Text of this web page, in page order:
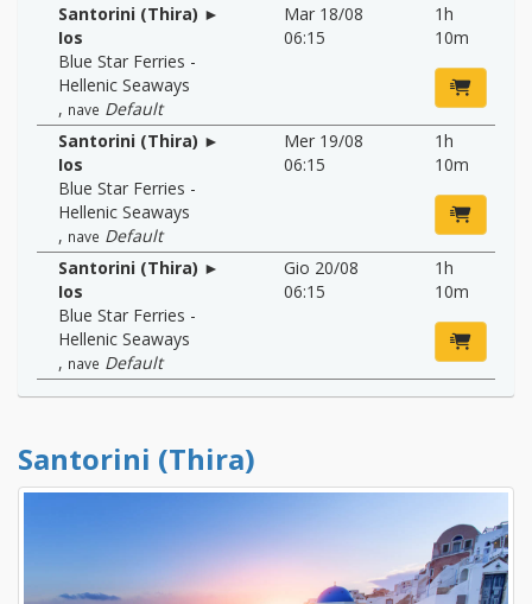
Santorini (Thira) ►
Ios
Blue Star Ferries -
Hellenic Seaways
, nave Default
Mar 18/08
06:15
1h
10m
Santorini (Thira) ►
Ios
Blue Star Ferries -
Hellenic Seaways
, nave Default
Mer 19/08
06:15
1h
10m
Santorini (Thira) ►
Ios
Blue Star Ferries -
Hellenic Seaways
, nave Default
Gio 20/08
06:15
1h
10m
Santorini (Thira)